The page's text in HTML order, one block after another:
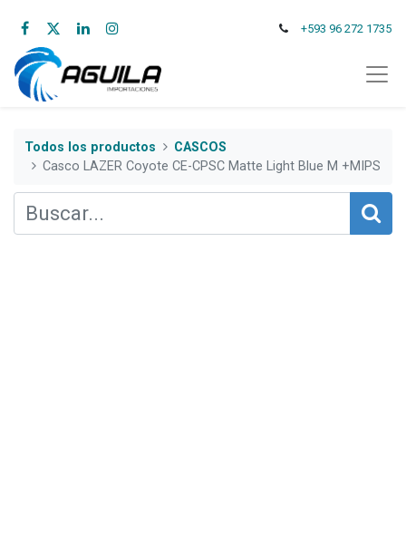
+593 96 272 1735
Todos los productos
CASCOS
Casco LAZER Coyote CE-CPSC Matte Light Blue M +MIPS